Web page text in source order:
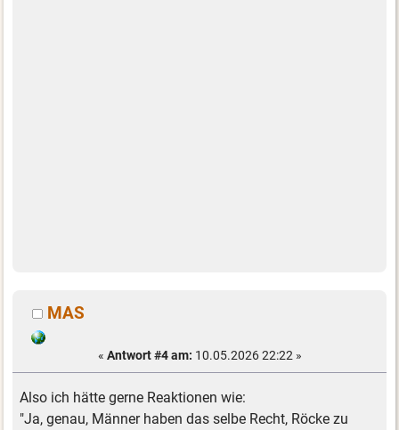
MAS
« Antwort #4 am: 10.05.2026 22:22 »
Also ich hätte gerne Reaktionen wie:
"Ja, genau, Männer haben das selbe Recht, Röcke zu